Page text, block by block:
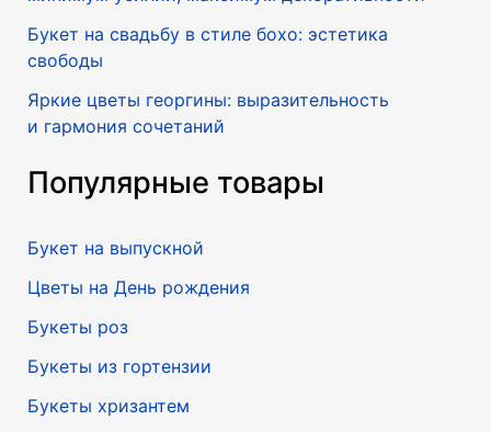
Букет на свадьбу в стиле бохо: эстетика
свободы
Яркие цветы георгины: выразительность
и гармония сочетаний
Популярные товары
Букет на выпускной
Цветы на День рождения
Букеты роз
Букеты из гортензии
Букеты хризантем